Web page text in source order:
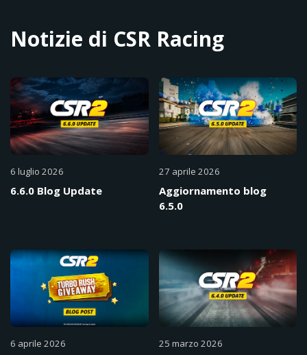
Notizie di CSR Racing
6 luglio 2026
6.6.0 Blog Update
27 aprile 2026
Aggiornamento blog
6.5.0
6 aprile 2026 25 marzo 2026